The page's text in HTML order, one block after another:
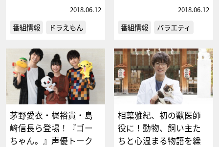
2018.06.12
番組情報 ドラえもん
2018.06.12
番組情報 バラエティ
茅野愛衣・梶裕貴・島
﨑信長ら登場！『ゴー
ちゃん。』声優トーク
相葉雅紀、初の獣医師
役に！動物、飼い主た
ちと心温まる物語を繰